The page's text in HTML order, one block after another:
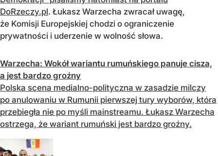
DoRzeczy.pl. Łukasz Warzecha zwracał uwagę,
że Komisji Europejskiej chodzi o ograniczenie
prywatności i uderzenie w wolność słowa.
Warzecha: Wokół wariantu rumuńskiego panuje cisza,
a jest bardzo groźny
Polska scena medialno-polityczna w zasadzie milczy
po anulowaniu w Rumunii pierwszej tury wyborów, która
przebiegła nie po myśli mainstreamu. Łukasz Warzecha
ostrzega, że wariant rumuński jest bardzo groźny.